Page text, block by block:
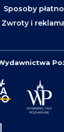
Sposoby
Zwroty i